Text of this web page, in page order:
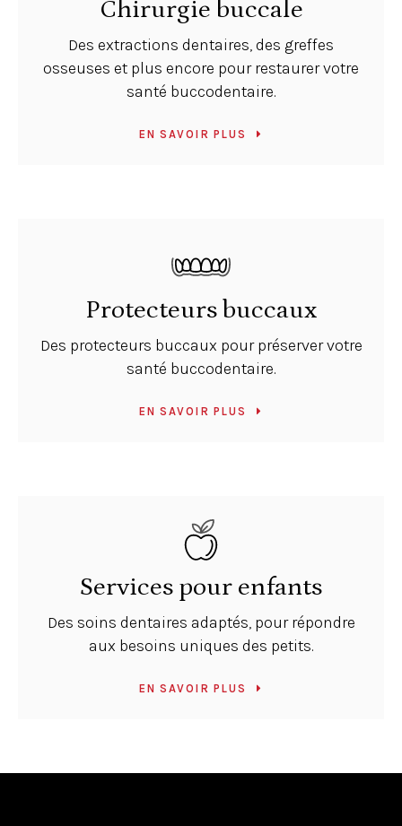
Chirurgie buccale
Des extractions dentaires, des greffes
osseuses et plus encore pour restaurer votre
santé buccodentaire.
EN SAVOIR PLUS
Protecteurs buccaux
Des protecteurs buccaux pour préserver votre
santé buccodentaire.
EN SAVOIR PLUS
Services pour enfants
Des soins dentaires adaptés, pour répondre
aux besoins uniques des petits.
EN SAVOIR PLUS